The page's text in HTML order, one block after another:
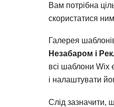
Вам потрібна
скористатися
Галерея
Незабаром і
всі шаблони Wix
і налаштувати
Слід зазначити,